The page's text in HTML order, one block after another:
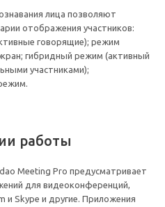
лица позволяют
отображения участников:
говорящие); режим
гибридный режим (активный
участниками);
работы
Meeting Pro предусматривает
для видеоконференций,
и Skype и другие. Приложения